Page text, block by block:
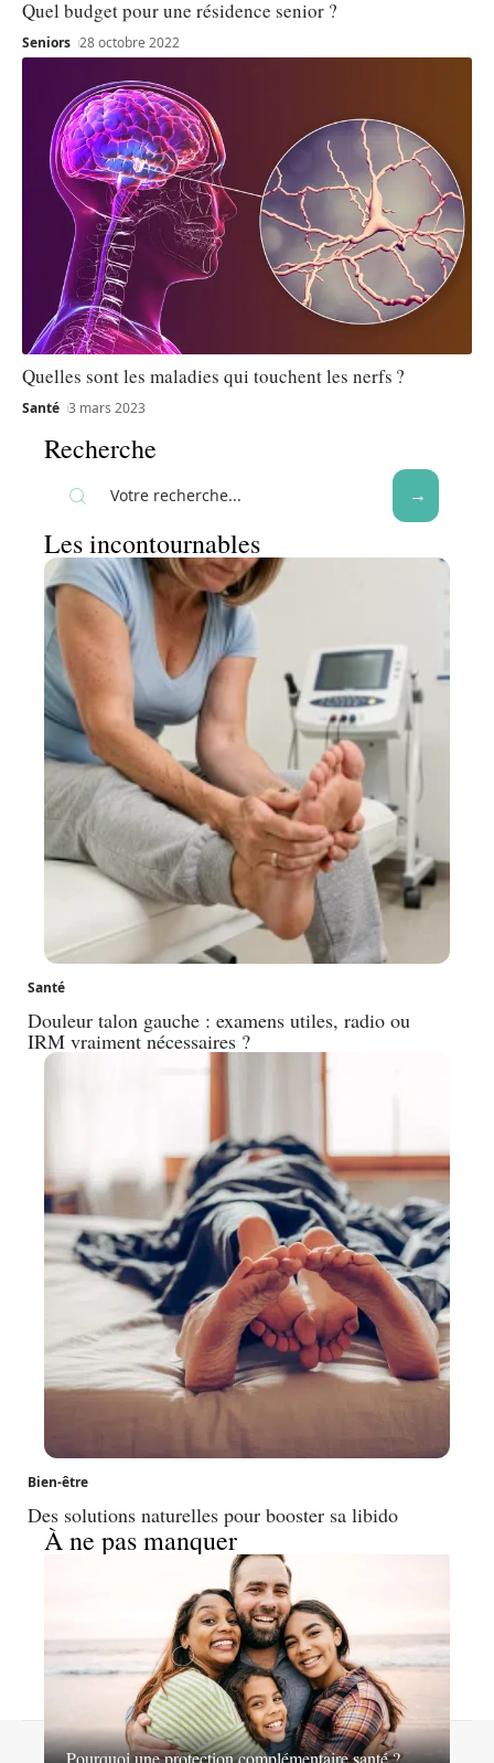
Quel budget pour une résidence senior ?
Seniors 28 octobre 2022
Quelles sont les maladies qui touchent les nerfs ?
Santé 3 mars 2023
Recherche
Les incontournables
Santé
Douleur talon gauche : examens utiles, radio ou
IRM vraiment nécessaires ?
Bien-être
Des solutions naturelles pour booster sa libido
À ne pas manquer
Pourquoi une protection complémentaire santé ?
Contact Mentions légales Sitemap